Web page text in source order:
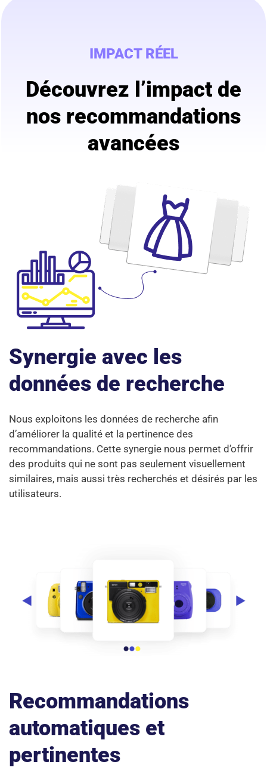
IMPACT RÉEL
Découvrez l’impact de
nos recommandations
avancées
Synergie avec les
données de recherche
Nous exploitons les données de recherche afin
d’améliorer la qualité et la pertinence des
recommandations. Cette synergie nous permet d’offrir
des produits qui ne sont pas seulement visuellement
similaires, mais aussi très recherchés et désirés par les
utilisateurs.
Recommandations
automatiques et
pertinentes